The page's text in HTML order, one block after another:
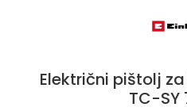
Električni pištolj za
TC-SY